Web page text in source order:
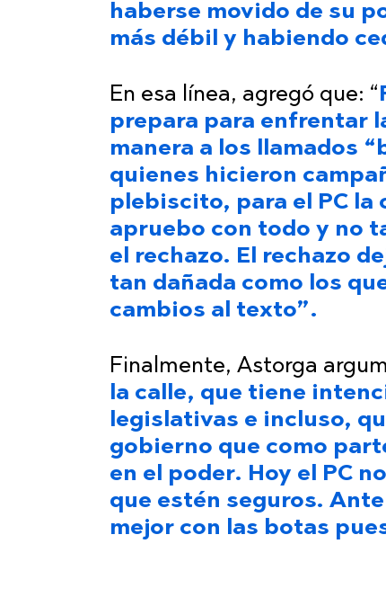
haberse movido de su
más débil y habiendo
En esa línea, agregó que: “
prepara para enfrentar
manera a los llamados
quienes hicieron
plebiscito, para el PC la
apruebo con todo y no
el rechazo. El rechazo
tan dañada como los
cambios al texto”.
Finalmente, Astorga
la calle, que tiene
legislativas e incluso,
gobierno que como
en el poder. Hoy el PC
que estén seguros.
mejor con las botas